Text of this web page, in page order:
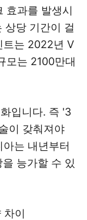
효과를 발생시
상당 기간이 걸
트는 2022년 V
모는 2100만대
입니다. 즉 '3
이 갖춰져야
는 내년부터
능가할 수 있
이